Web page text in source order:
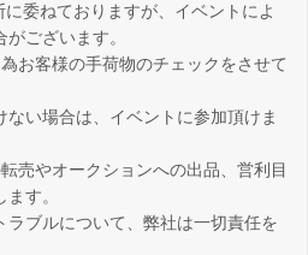
委ねておりますが、イベントによ
ございます。
お客様の手荷物のチェックをさせて
い場合は、イベントに参加頂けま
売やオークションへの出品、営利目
す。
ブルについて、弊社は一切責任を